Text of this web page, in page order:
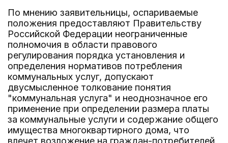
По мнению заявительницы, оспариваемые
положения предоставляют Правительству
Российской Федерации неограниченные
полномочия в области правового
регулирования порядка установления и
определения нормативов потребления
коммунальных услуг, допускают
двусмысленное толкование понятия
"коммунальная услуга" и неоднозначное его
применение при определении размера платы
за коммунальные услуги и содержание общего
имущества многоквартирного дома, что
влечет возложение на граждан-потребителей